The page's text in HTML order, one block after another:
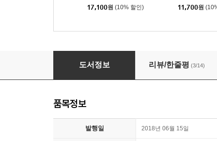
17,100원 (10% 할인) 11,700원
토마토 BASIC LC
도서정보 리뷰/한줄평 (3/14)
품목정보
발행일 2018년 06월 15일